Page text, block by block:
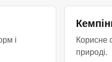
і
Корисне
природі.